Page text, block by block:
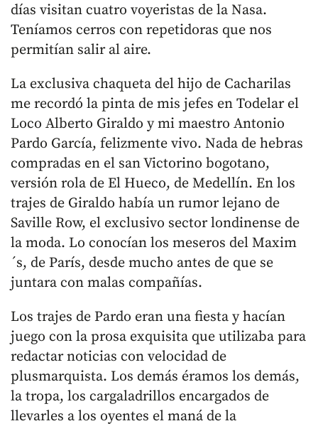
días visitan cuatro voyeristas de la Nasa.
Teníamos cerros con repetidoras que nos
permitían salir al aire.
La exclusiva chaqueta del hijo de Cacharilas
me recordó la pinta de mis jefes en Todelar el
Loco Alberto Giraldo y mi maestro Antonio
Pardo García, felizmente vivo. Nada de hebras
compradas en el san Victorino bogotano,
versión rola de El Hueco, de Medellín. En los
trajes de Giraldo había un rumor lejano de
Saville Row, el exclusivo sector londinense de
la moda. Lo conocían los meseros del Maxim
´s, de París, desde mucho antes de que se
juntara con malas compañías.
Los trajes de Pardo eran una fiesta y hacían
juego con la prosa exquisita que utilizaba para
redactar noticias con velocidad de
plusmarquista. Los demás éramos los demás,
la tropa, los cargaladrillos encargados de
llevarles a los oyentes el maná de la